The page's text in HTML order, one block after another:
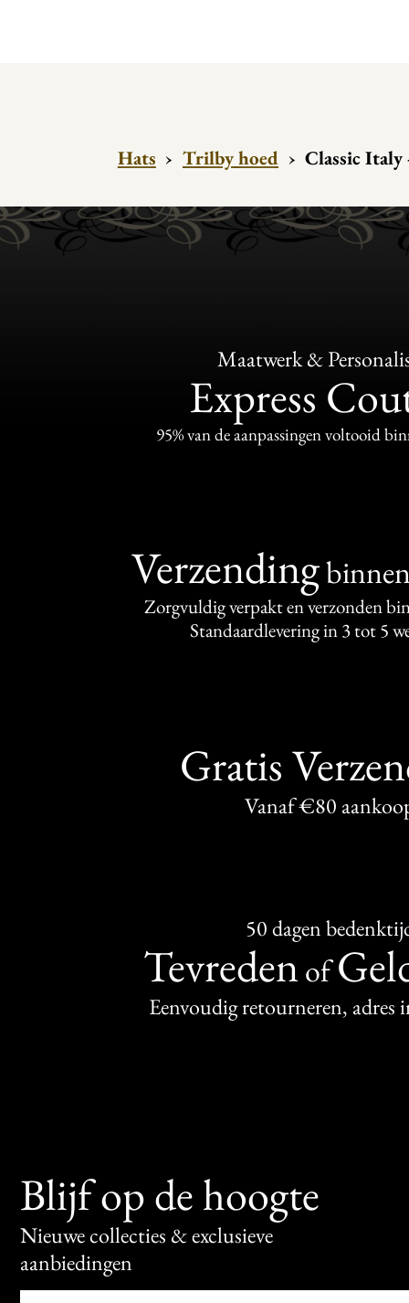
Hats › Trilby hoed › Classic
Maatwerk &
Express
95% van de aanpassingen voltooid
Verzending
Zorgvuldig verpakt en verzonden
Standaardlevering in 3 tot 5
Gratis
Vanaf €80
50 dagen
Tevredenof
Eenvoudig retourneren, adres
Blijf op de hoogte
Nieuwe collecties & exclusieve
aanbiedingen